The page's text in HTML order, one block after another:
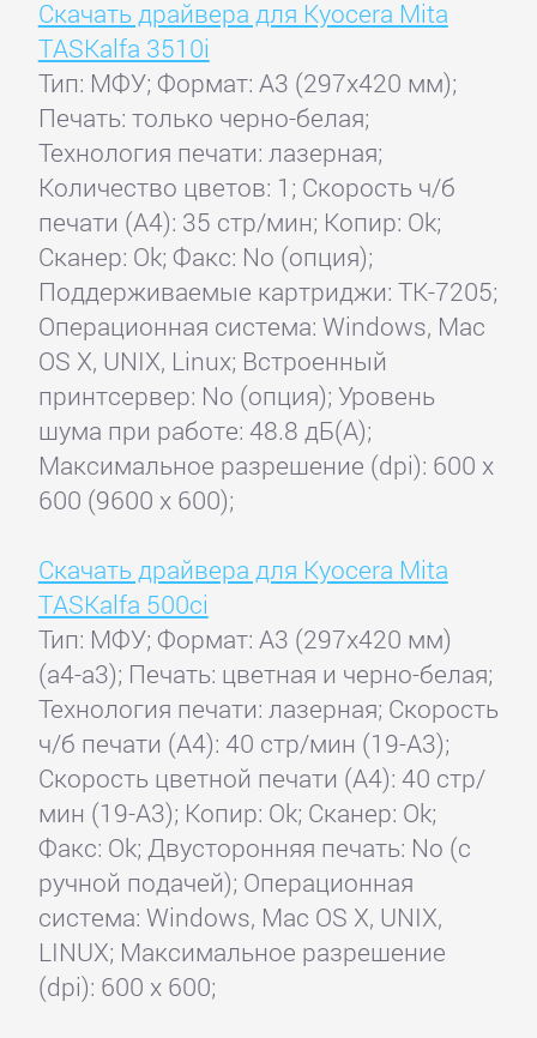
Скачать драйвера для Kyocera Mita
TASKalfa 3510i
Тип: МФУ; Формат: A3 (297x420 мм);
Печать: только черно-белая;
Технология печати: лазерная;
Количество цветов: 1; Скорость ч/б
печати (А4): 35 стр/мин; Копир: Ok;
Сканер: Ok; Факс: No (опция);
Поддерживаемые картриджи: TK-7205;
Операционная система: Windows, Mac
OS X, UNIX, Linux; Встроенный
принтсервер: No (опция); Уровень
шума при работе: 48.8 дБ(А);
Максимальное разрешение (dpi): 600 x
600 (9600 x 600);
Скачать драйвера для Kyocera Mita
TASKalfa 500ci
Тип: МФУ; Формат: A3 (297x420 мм)
(a4-a3); Печать: цветная и черно-белая;
Технология печати: лазерная; Скорость
ч/б печати (А4): 40 стр/мин (19-A3);
Скорость цветной печати (А4): 40 стр/
мин (19-A3); Копир: Ok; Сканер: Ok;
Факс: Ok; Двусторонняя печать: No (с
ручной подачей); Операционная
система: Windows, Mac OS X, UNIX,
LINUX; Максимальное разрешение
(dpi): 600 x 600;